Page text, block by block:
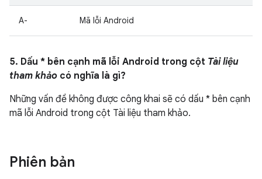
A- Mã lỗi Android
5. Dấu * bên cạnh mã lỗi Android trong cột Tài liệu
tham khảo có nghĩa là gì?
Những vấn đề không được công khai sẽ có dấu * bên cạnh
mã lỗi Android trong cột Tài liệu tham khảo.
Phiên bản